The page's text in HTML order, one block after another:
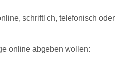
schriftlich, telefonisch
online abgeben wollen: